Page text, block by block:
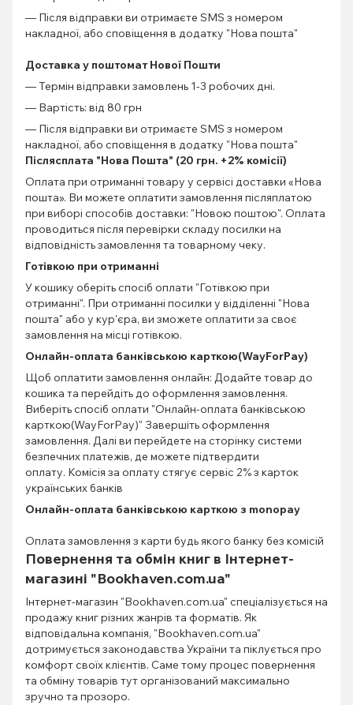
— Після відправки ви отримаєте SMS з номером
накладної, або сповіщення в додатку "Нова пошта"
Доставка у поштомат Нової Пошти
— Термін відправки замовлень 1-3 робочих дні.
— Вартість: від 80 грн
— Після відправки ви отримаєте SMS з номером
накладної, або сповіщення в додатку "Нова пошта"
Післясплата "Нова Пошта" (20 грн. +2% комісії)
Оплата при отриманні товару у сервісі доставки «Нова
пошта». Ви можете оплатити замовлення післяплатою
при виборі способів доставки: "Новою поштою". Оплата
проводиться після перевірки складу посилки на
відповідність замовлення та товарному чеку.
Готівкою при отриманні
У кошику оберіть спосіб оплати "Готівкою при
отриманні". При отриманні посилки у відділенні "Нова
пошта" або у кур'єра, ви зможете оплатити за своє
замовлення на місці готівкою.
Онлайн-оплата банківською карткою(WayForPay)
Щоб оплатити замовлення онлайн: Додайте товар до
кошика та перейдіть до оформлення замовлення.
Виберіть спосіб оплати "Онлайн-оплата банківською
карткою(WayForPay)" Завершіть оформлення
замовлення. Далі ви перейдете на сторінку системи
безпечних платежів, де можете підтвердити
оплату. Комісія за оплату стягує сервіс 2% з карток
українських банків
Онлайн-оплата банківською карткою з monopay
Оплата замовлення з карти будь якого банку без комісій
Повернення та обмін книг в Інтернет-
магазині "Bookhaven.com.ua"
Інтернет-магазин "Bookhaven.com.ua" спеціалізується на
продажу книг різних жанрів та форматів. Як
відповідальна компанія, "Bookhaven.com.ua"
дотримується законодавства України та піклується про
комфорт своїх клієнтів. Саме тому процес повернення
та обміну товарів тут організований максимально
зручно та прозоро.